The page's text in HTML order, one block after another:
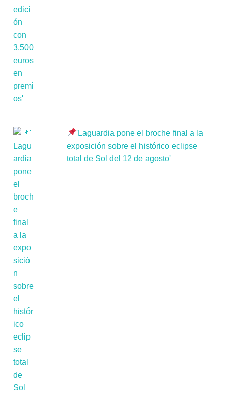
'Laguardia pone el broche final a la
exposición sobre el histórico eclipse
total de Sol del 12 de agosto'